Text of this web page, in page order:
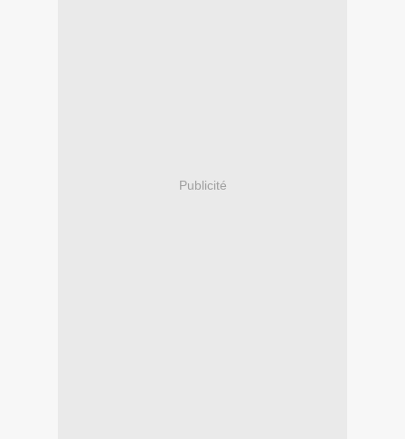
Publicité